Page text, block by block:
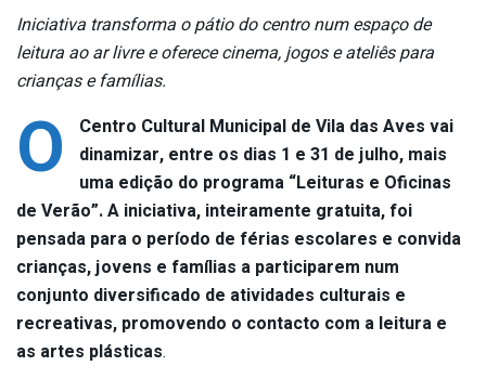
Iniciativa transforma o pátio do centro num espaço de
leitura ao ar livre e oferece cinema, jogos e ateliês para
crianças e famílias.
O
Centro Cultural Municipal de Vila das Aves vai
dinamizar, entre os dias 1 e 31 de julho, mais
uma edição do programa “Leituras e Oficinas
de Verão”. A iniciativa, inteiramente gratuita, foi
pensada para o período de férias escolares e convida
crianças, jovens e famílias a participarem num
conjunto diversificado de atividades culturais e
recreativas, promovendo o contacto com a leitura e
as artes plásticas.